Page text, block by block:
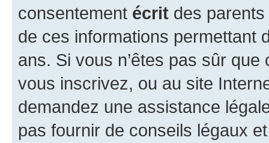
consentement écrit des parents
de ces informations permettant
ans. Si vous n’êtes pas sûr
vous inscrivez, ou au site
demandez une assistance
pas fournir de conseils légaux